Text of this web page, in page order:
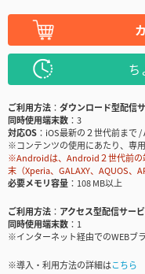
ち
ご利用方法
ダウンロード型配信
同時使用端末数
3
対応OS
iOS最新の２世代前まで
※コンテンツの使用にあたり、専
※Androidは、Android２世代前の
末（Xperia、GALAXY、AQUOS、
必要メモリ容量
108 MB以上
ご利用方法
アクセス型配信サー
同時使用端末数
1
※インターネット経由でのWEBブ
※導入・利用方法の詳細はこちら